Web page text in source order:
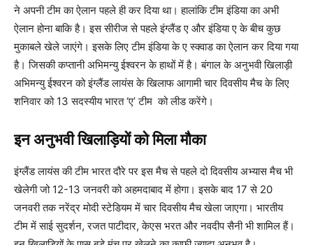
ने अपनी टीम का ऐलान पहले ही कर दिया था। हालांकि टीम इंडिया का अभी
ऐलान होना बाकि है। इस सीरीज से पहले इंग्लैंड ए और इंडिया ए के बीच कुछ
मुकाबले खेले जाएंगे। इसके लिए टीम इंडिया के ए स्क्वाड का ऐलान कर दिया गया
है। जिसकी कप्तानी अभिमन्यु ईश्वरन के हाथों में है। बंगाल के अनुभवी खिलाड़ी
अभिमन्यु ईश्वरन को इंग्लैंड लायंस के खिलाफ आगामी चार दिवसीय मैच के लिए
शनिवार को 13 सदस्यीय भारत ‘ए’ टीम को लीड करेंगे।
इन अनुभवी खिलाड़ियों को मिला मौका
इंग्लैंड लायंस की टीम भारत दौरे पर इस मैच से पहले दो दिवसीय अभ्यास मैच भी
खेलेगी जो 12-13 जनवरी को अहमदाबाद में होगा। इसके बाद 17 से 20
जनवरी तक नरेंद्र मोदी स्टेडियम में चार दिवसीय मैच खेला जाएगा। भारतीय
टीम में साई सुदर्शन, रजत पाटीदार, केएस भरत और नवदीप सैनी भी शामिल हैं।